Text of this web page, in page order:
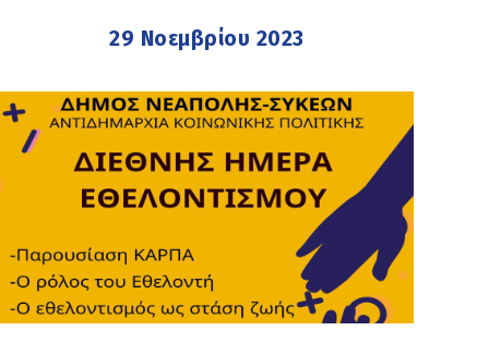
29 Νοεμβρίου 2023